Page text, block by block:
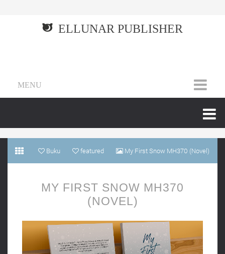
ELLUNAR PUBLISHER
MENU
Buku featured My First Snow MH370 (Novel)
MY FIRST SNOW MH370
(NOVEL)